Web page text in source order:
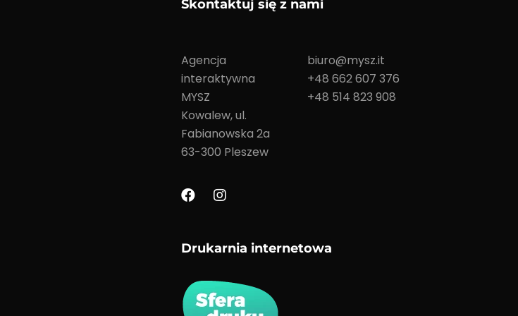
Skontaktuj się z nami
Agencja
interaktywna
MYSZ
Kowalew, ul.
Fabianowska 2a
63-300 Pleszew
biuro@mysz.it
+48 662 607 376
+48 514 823 908
Drukarnia internetowa